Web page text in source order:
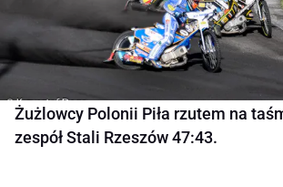
Żużlowcy Polonii Piła rzutem na
zespół Stali Rzeszów 47:43.